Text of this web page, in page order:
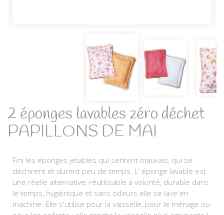
2 éponges lavables zéro déchet
PAPILLONS DE MAI
Fini les éponges jetables qui sentent mauvais, qui se
déchirent et durent peu de temps. L' éponge lavable est
une réelle alternative, réutilisable à volonté, durable dans
le temps, hygiénique et sans odeurs elle se lave en
machine. Elle s'utilise pour la vaisselle, pour le ménage ou